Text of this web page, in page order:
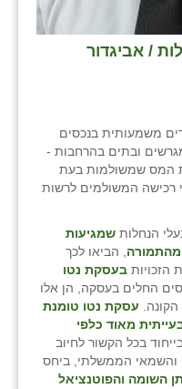
/ אביגדור
משמעותית בנכסים
ובתים בהרחבות -
המס שמשולמות בעת
רכישה המשולמים לרשות
הנחלות שמגיעות
, הביאו לכך
הזכויות בעסקת נטו
החלים בעסקה, הן אלו
עסקת נטו טומנת
מאוד כלפי
בכל הקשור לחיוב
והשמאי הממשלתי, ביחס
השומה והפוטנציאל